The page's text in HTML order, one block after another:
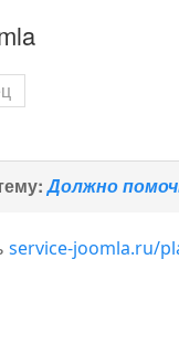
Должно
service-joomla.ru/